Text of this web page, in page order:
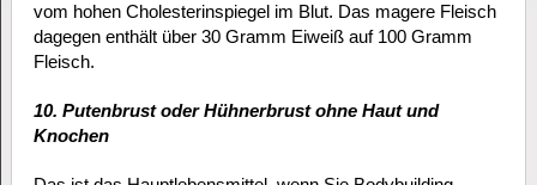
vom hohen Cholesterinspiegel im Blut. Das magere Fleisch
dagegen enthält über 30 Gramm Eiweiß auf 100 Gramm
Fleisch.
10. Putenbrust oder Hühnerbrust ohne Haut und
Knochen